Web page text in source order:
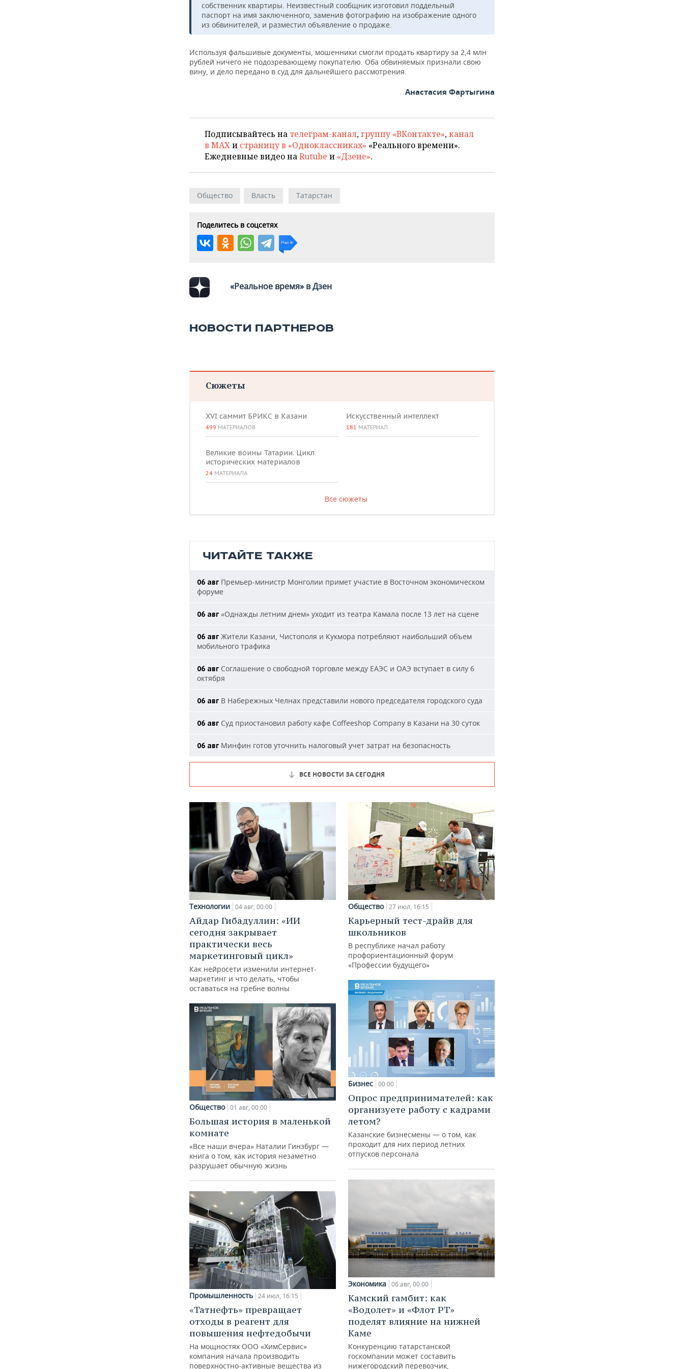
собственник квартиры. Неизвестный сообщник изготовил поддельный
паспорт на имя заключенного, заменив фотографию на изображение одного
из обвинителей, и разместил объявление о продаже.
Используя фальшивые документы, мошенники смогли продать квартиру за 2,4 млн
рублей ничего не подозревающему покупателю. Оба обвиняемых признали свою
вину, и дело передано в суд для дальнейшего рассмотрения.
Анастасия Фартыгина
Подписывайтесь на телеграм-канал,группу «ВКонтакте»,канал
в MAXи страницу в «Одноклассниках» «Реального времени».
Ежедневные видео наRutube и «Дзене».
Общество Власть Татарстан
Поделитесь в соцсетях
«Реальное время» в Дзен
НОВОСТИ ПАРТНЕРОВ
Сюжеты
XVI саммит БРИКС в Казани
499 МАТЕРИАЛОВ
Великие воины Татарии. Цикл
исторических материалов
24 МАТЕРИАЛА
Искусственный интеллект
181 МАТЕРИАЛ
Все сюжеты
ЧИТАЙТЕ ТАКЖЕ
06 авг Премьер-министр Монголии примет участие в Восточном экономическом
форуме
06 авг «Однажды летним днем» уходит из театра Камала после 13 лет на сцене
06 авг Жители Казани, Чистополя и Кукмора потребляют наибольший объем
мобильного трафика
06 авг Соглашение о свободной торговле между ЕАЭС и ОАЭ вступает в силу 6
октября
06 авг В Набережных Челнах представили нового председателя городского суда
06 авг Суд приостановил работу кафе Coffeeshop Company в Казани на 30 суток
06 авг Минфин готов уточнить налоговый учет затрат на безопасность
ВСЕ НОВОСТИ ЗА СЕГОДНЯ
Технологии 04 авг, 00:00
Айдар Гибадуллин: «ИИ
сегодня закрывает
практически весь
маркетинговый цикл»
Как нейросети изменили интернет-
маркетинг и что делать, чтобы
оставаться на гребне волны
Общество 01 авг, 00:00
Большая история в маленькой
комнате
«Все наши вчера» Наталии Гинзбург —
книга о том, как история незаметно
разрушает обычную жизнь
Промышленность 24 июл, 16:15
«Татнефть» превращает
отходы в реагент для
повышения нефтедобычи
На мощностях ООО «ХимСервис»
компания начала производить
поверхностно-активные вещества из
Общество 27 июл, 16:15
Карьерный тест-драйв для
школьников
В республике начал работу
профориентационный форум
«Профессии будущего»
Бизнес 00:00
Опрос предпринимателей: как
организуете работу с кадрами
летом?
Казанские бизнесмены — о том, как
проходит для них период летних
отпусков персонала
Экономика 06 авг, 00:00
Камский гамбит: как
«Водолет» и «Флот РТ»
поделят влияние на нижней
Каме
Конкуренцию татарстанской
госкомпании может составить
нижегородский перевозчик,